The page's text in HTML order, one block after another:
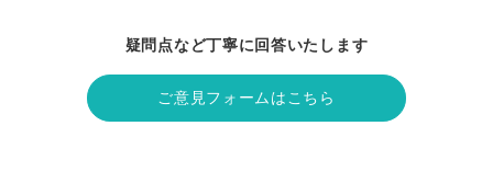
疑問点など丁寧に回答いたします
ご意見フォームはこちら